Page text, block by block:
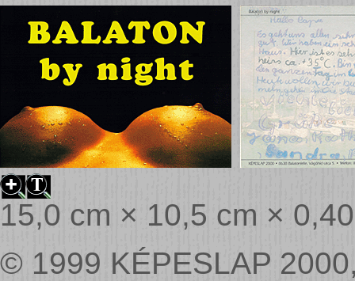
15,0 cm × 10,5 cm ×
© 1999 KÉPESLAP